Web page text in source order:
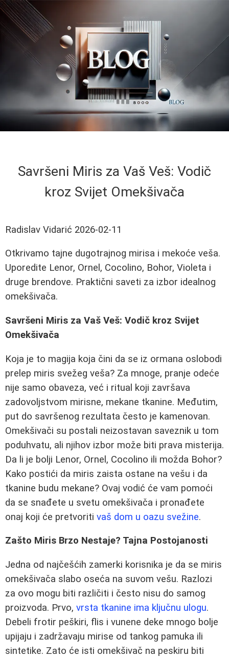
Savršeni Miris za Vaš Veš: Vodič
kroz Svijet Omekšivača
Radislav Vidarić 2026-02-11
Otkrivamo tajne dugotrajnog mirisa i mekoće veša.
Uporedite Lenor, Ornel, Cocolino, Bohor, Violeta i
druge brendove. Praktični saveti za izbor idealnog
omekšivača.
Savršeni Miris za Vaš Veš: Vodič kroz Svijet
Omekšivača
Koja je to magija koja čini da se iz ormana oslobodi
prelep miris svežeg veša? Za mnoge, pranje odeće
nije samo obaveza, već i ritual koji završava
zadovoljstvom mirisne, mekane tkanine. Međutim,
put do savršenog rezultata često je kamenovan.
Omekšivači su postali neizostavan saveznik u tom
poduhvatu, ali njihov izbor može biti prava misterija.
Da li je bolji Lenor, Ornel, Cocolino ili možda Bohor?
Kako postići da miris zaista ostane na vešu i da
tkanine budu mekane? Ovaj vodić će vam pomoći
da se snađete u svetu omekšivača i pronađete
onaj koji će pretvoriti vaš dom u oazu svežine.
Zašto Miris Brzo Nestaje? Tajna Postojanosti
Jedna od najčešćih zamerki korisnika je da se miris
omekšivača slabo oseća na suvom vešu. Razlozi
za ovo mogu biti različiti i često nisu do samog
proizvoda. Prvo, vrsta tkanine ima ključnu ulogu.
Debeli frotir peškiri, flis i vunene deke mnogo bolje
upijaju i zadržavaju mirise od tankog pamuka ili
sintetike. Zato će isti omekšivač na peskiru biti